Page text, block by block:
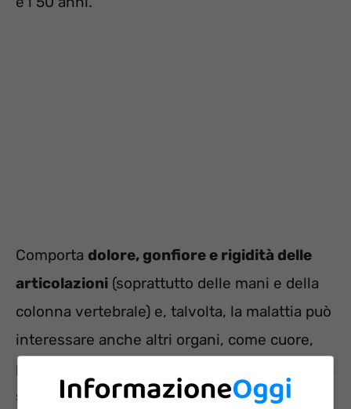
Comporta dolore, gonfiore e rigidità delle
articolazioni (soprattutto delle mani e della
colonna vertebrale) e, talvolta, la malattia può
interessare anche altri organi, come cuore,
polmoni, reni e occhi. Attualmente, purtroppo,
sono ancora ignote le cause scatenanti di tale